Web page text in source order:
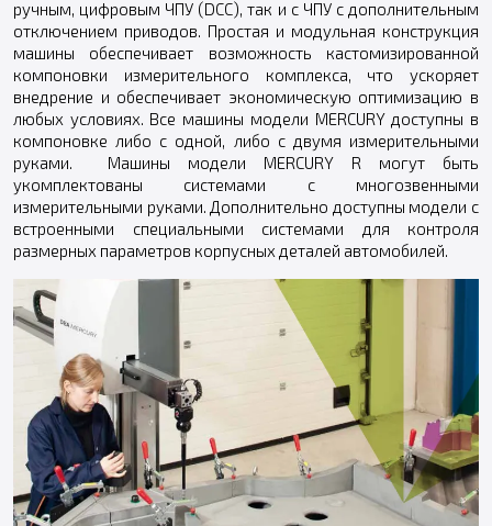
ручным, цифровым ЧПУ (DCC), так и с ЧПУ с дополнительным
отключением приводов. Простая и модульная конструкция
машины обеспечивает возможность кастомизированной
компоновки измерительного комплекса, что ускоряет
внедрение и обеспечивает экономическую оптимизацию в
любых условиях. Все машины модели MERCURY доступны в
компоновке либо с одной, либо с двумя измерительными
руками. Машины модели MERCURY R могут быть
укомплектованы системами с многозвенными
измерительными руками. Дополнительно доступны модели с
встроенными специальными системами для контроля
размерных параметров корпусных деталей автомобилей.